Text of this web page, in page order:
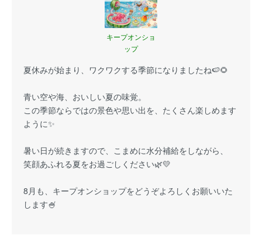
キープオンショ
ップ
夏休みが始まり、ワクワクする季節になりましたね🍉🌻
青い空や海、おいしい夏の味覚。
この季節ならではの景色や思い出を、たくさん楽しめます
ように✨
暑い日が続きますので、こまめに水分補給をしながら、
笑顔あふれる夏をお過ごしください🌿💛
8月も、キープオンショップをどうぞよろしくお願いいた
します🍧